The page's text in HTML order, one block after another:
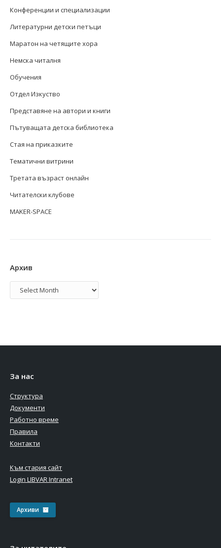
Конференции и специализации
Литературни детски петъци
Маратон на четящите хора
Немска читалня
Обучения
Отдел Изкуство
Представяне на автори и книги
Пътуващата детска библиотека
Стая на приказките
Тематични витрини
Третата възраст онлайн
Читателски клубове
MAKER-SPACE
Архив
Архив
За нас
Структура
Документи
Работно време
Правила
Контакти
Към стария сайт
Login LIBVAR Intranet
Архиви